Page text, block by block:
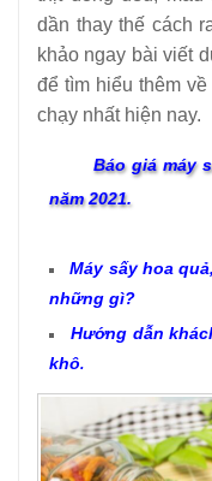
dần thay thế cách
khảo ngay bài viết
để tìm hiểu thêm
chạy nhất hiện nay.
Báo giá máy
năm 2021.
Máy sấy hoa
những gì?
Hướng dẫn
khô.